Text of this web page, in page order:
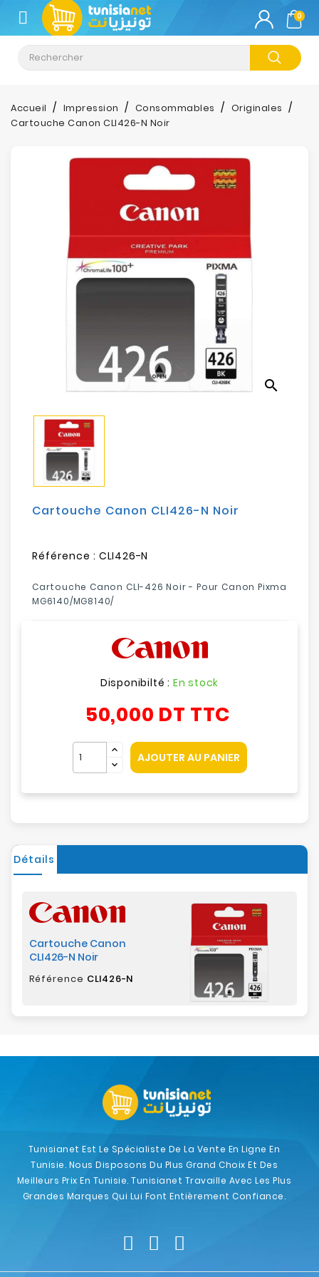
CATÉGORIE
Climatisation
Informatique
Stockage
Bureautique
Sécurité
Mobilités
0
Accueil Impression Consommables
Originales
Cartouche Canon CLI426-N Noir
search
Cartouche Canon CLI426-N Noir
Référence : CLI426-N
Cartouche Canon CLI-426 Noir - Pour Canon Pixma
MG6140/MG8140/
Disponibilté : En stock
50,000 DT TTC
AJOUTER AU PANIER
Détails
Cartouche Canon
CLI426-N Noir
Référence CLI426-N
Tunisianet Est Le Spécialiste De La Vente En Ligne En
Tunisie. Nous Disposons Du Plus Grand Choix Et Des
Meilleurs Prix En Tunisie. Tunisianet Travaille Avec Les Plus
Grandes Marques Qui Lui Font Entièrement Confiance.